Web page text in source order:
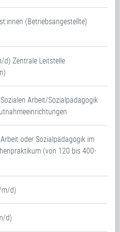
(Betriebsangestellte)
d) Zentrale Leitstelle
Arbeit/Sozialpädagogik
oder Sozialpädagogik im
(von 120 bis 400-
d)
d)